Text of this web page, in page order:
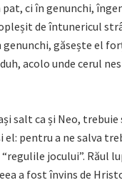
ci în genunchi,
de întunericul
găsește el
acolo unde cerul
salt ca și Neo,
el: pentru a ne salva
jocului”. Răul
a fost învins de